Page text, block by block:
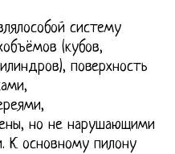
систему
(кубов,
поверхность
но не нарушающими
К основному пилону